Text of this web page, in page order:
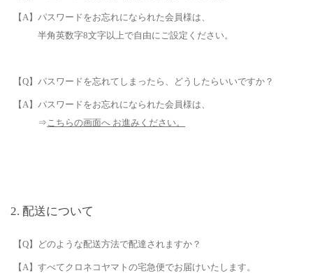
【A】パスワードをお忘れになられた会員様は、
半角英数字8文字以上で自由にご設定ください。
【Q】パスワードを忘れてしまったら、どうしたらいいですか？
【A】パスワードをお忘れになられた会員様は、
⇒ こちらの画面へ お進みください。
配送について
【Q】どのような配送方法で配達されますか？
【A】すべてクロネコヤマトの宅急便でお届けいたします。